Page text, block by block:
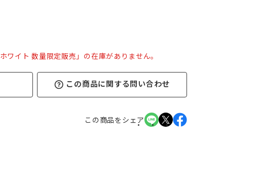
ワイト 数量限定販売」の在庫がありません。
この商品に関する問い合わせ
この商品をシェア